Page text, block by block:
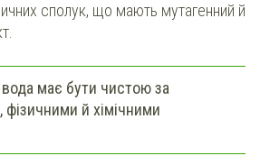
сполук, що мають мутагенний й
вода має бути чистою за
фізичними й хімічними